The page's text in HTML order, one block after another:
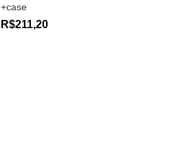
+case
R$211,20